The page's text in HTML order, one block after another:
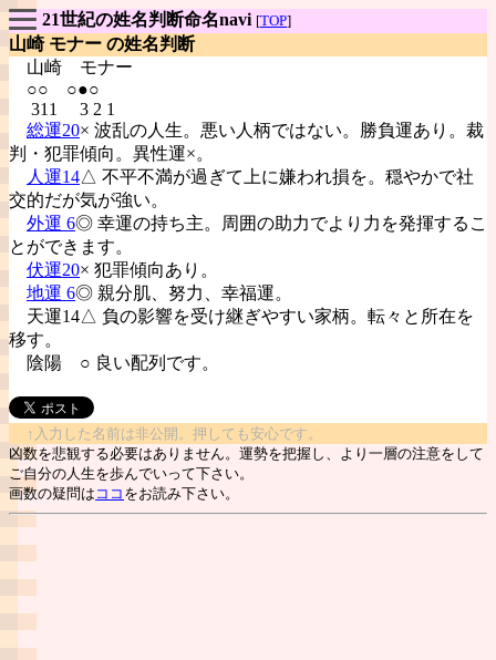
21世紀の姓名判断命名navi [TOP]
山崎 モナー の姓名判断
山崎 モナー
○○ ○●○
311 3 2 1
総運20× 波乱の人生。悪い人柄ではない。勝負運あり。裁
判・犯罪傾向。異性運×。
人運14△ 不平不満が過ぎて上に嫌われ損を。穏やかで社
交的だが気が強い。
外運 6◎ 幸運の持ち主。周囲の助力でより力を発揮するこ
とができます。
伏運20× 犯罪傾向あり。
地運 6◎ 親分肌、努力、幸福運。
天運14△ 負の影響を受け継ぎやすい家柄。転々と所在を
移す。
陰陽 ○ 良い配列です。
↑入力した名前は非公開。押しても安心です。
凶数を悲観する必要はありません。運勢を把握し、より一層の注意をして
ご自分の人生を歩んでいって下さい。
画数の疑問は ココ をお読み下さい。